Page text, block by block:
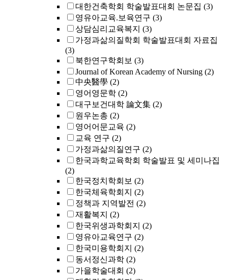
대한건축학회 학술발표대회 논문집 (3)
영유아교육.보육연구 (3)
상담심리교육복지 (3)
가정과삶의질학회 학술발표대회 자료집
(3)
북한연구학회보 (3)
Journal of Korean Academy of Nursing (2)
中央醫學 (2)
영어영문학 (2)
대구보건대학 論文集 (2)
원우논총 (2)
영어어문교육 (2)
교육 연구 (2)
가정과삶의질연구 (2)
한국과학교육학회 학술발표 및 세미나집
(2)
한국정치학회보 (2)
한국체육학회지 (2)
정책과 지역발전 (2)
재활복지 (2)
한국위생과학회지 (2)
영유아교육연구 (2)
한국미용학회지 (2)
동서정신과학 (2)
가을학술대회 (2)